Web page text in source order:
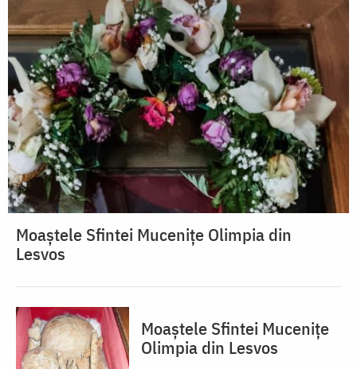
Moaștele Sfintei Mucenițe Olimpia din
Lesvos
Moaștele Sfintei Mucenițe
Olimpia din Lesvos